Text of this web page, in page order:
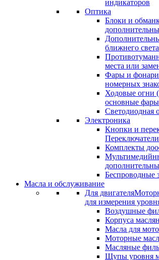
индикаторов
Оптика
Блоки и
ближнего
места или
Фары и фонари
номерных
Ходовые огни
основные
Светодиодная
Электроника
Кнопки и
Комплекты
Беспроводные
Масла и обслуживание
Для двигателя
для измерения
Воздушные
Корпуса
Масла для
Моторные
Масляные
Щупы уровня